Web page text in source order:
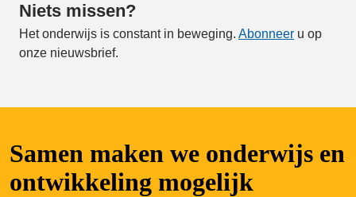
Niets missen?
Het onderwijs is constant in beweging. Abonneer u op
onze nieuwsbrief.
Samen maken we onderwijs en
ontwikkeling mogelijk